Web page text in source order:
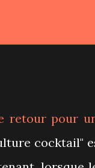
retour pour
cocktail"